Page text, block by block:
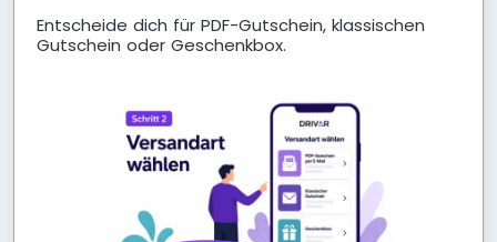
Entscheide dich für PDF-Gutschein, klassischen
Gutschein oder Geschenkbox.